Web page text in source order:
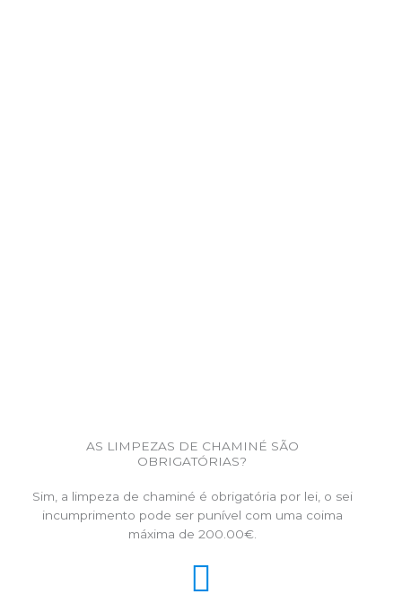
AS LIMPEZAS DE CHAMINÉ SÃO
OBRIGATÓRIAS?
Sim, a limpeza de chaminé é obrigatória por lei, o sei
incumprimento pode ser punível com uma coima
máxima de 200.00€.